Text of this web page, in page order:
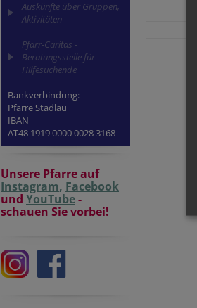
Auskünfte über Gruppen,
Aktivitäten
Pfarr-Caritas -
Beratungsstelle für
Hilfesuchende
Bankverbindung:
Pfarre Stadlau
IBAN
AT48 1919 0000 0028 3168
Unsere Pfarre auf
Instagram, Facebook
und YouTube-
schauen Sie vorbei!